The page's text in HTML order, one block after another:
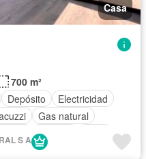
Casa
700 m²
Depósito
Electricidad
Gas natural
Terraza
Caseta de vigilancia
S A